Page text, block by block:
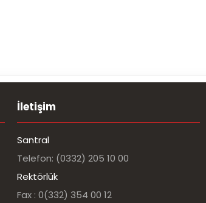
İletişim
Santral
Telefon: (0332) 205 10 00
Rektörlük
Fax : 0(332) 354 00 12